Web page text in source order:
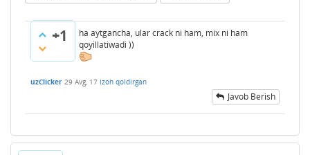
+1
ha aytgancha, ular crack ni ham, mix ni ham
qoyillatiwadi ))
uzClicker 29 Avg, 17 Izoh qoldirgan
Javob Berish